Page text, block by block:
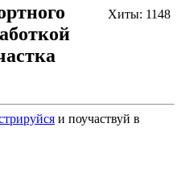
Хиты: 1148
и поучаствуй в